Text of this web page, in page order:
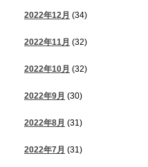
2022年12月 (34)
2022年11月 (32)
2022年10月 (32)
2022年9月 (30)
2022年8月 (31)
2022年7月 (31)